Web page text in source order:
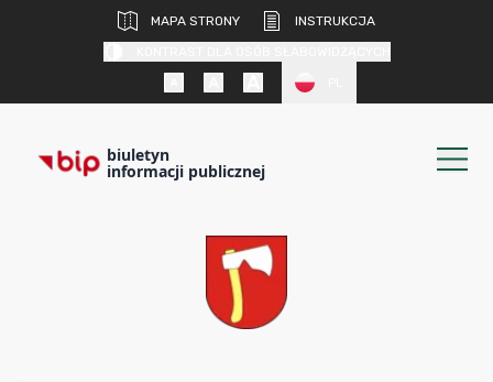
MAPA STRONY
INSTRUKCJA
biuletyn
informacji publicznej